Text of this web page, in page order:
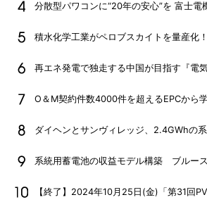
分散型パワコンに“20年の安心”を 富士電
積水化学工業がペロブスカイトを量産化
再エネ発電で独走する中国が目指す『電
O＆M契約件数4000件を超えるEPCから
ダイヘンとサンヴィレッジ、2.4GWhの
系統用蓄電池の収益モデル構築 ブルー
【終了】2024年10月25日(金)「第31回